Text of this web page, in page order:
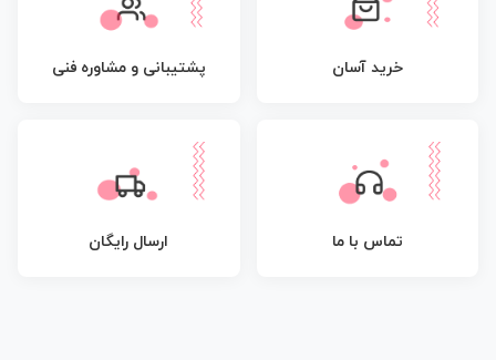
خرید آسان پشتیبانی و مشاوره فنی
تماس با ما ارسال رایگان